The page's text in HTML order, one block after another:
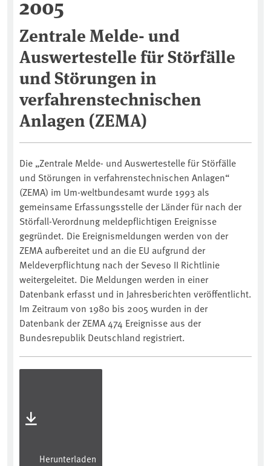
Zentrale Melde- und
Auswertestelle für Störfälle
und Störungen in
verfahrenstechnischen
Anlagen (ZEMA)
Die „Zentrale Melde- und Auswertestelle für Störfälle
und Störungen in verfahrenstechnischen Anlagen“
(ZEMA) im Um-weltbundesamt wurde 1993 als
gemeinsame Erfassungsstelle der Länder für nach der
Störfall-Verordnung meldepflichtigen Ereignisse
gegründet. Die Ereignismeldungen werden von der
ZEMA aufbereitet und an die EU aufgrund der
Meldeverpflichtung nach der Seveso II Richtlinie
weitergeleitet. Die Meldungen werden in einer
Datenbank erfasst und in Jahresberichten veröffentlicht.
Im Zeitraum von 1980 bis 2005 wurden in der
Datenbank der ZEMA 474 Ereignisse aus der
Bundesrepublik Deutschland registriert.
Herunterladen